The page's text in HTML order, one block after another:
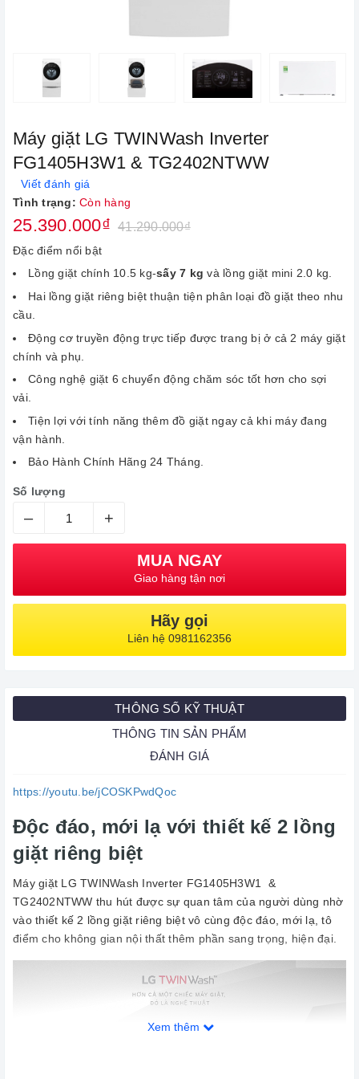
Máy giặt LG TWINWash Inverter
FG1405H3W1 & TG2402NTWW
Viết đánh giá
Tình trạng: Còn hàng
25.390.000₫ 41.290.000₫
Đặc điểm nổi bật
Lồng giặt chính 10.5 kg-sấy 7 kg và lồng giặt mini 2.0 kg.
Hai lồng giặt riêng biệt thuận tiện phân loại đồ giặt theo nhu
cầu.
Động cơ truyền động trực tiếp được trang bị ở cả 2 máy giặt
chính và phụ.
Công nghệ giặt 6 chuyển động chăm sóc tốt hơn cho sợi
vải.
Tiện lợi với tính năng thêm đồ giặt ngay cả khi máy đang
vận hành.
Bảo Hành Chính Hãng 24 Tháng.
Số lượng
– +
MUA NGAY
Giao hàng tận nơi
Hãy gọi
Liên hệ 0981162356
THÔNG SỐ KỸ THUẬT
THÔNG TIN SẢN PHẨM
ĐÁNH GIÁ
https://youtu.be/jCOSKPwdQoc
Độc đáo, mới lạ với thiết kế 2 lồng
giặt riêng biệt
Máy giặt LG TWINWash Inverter FG1405H3W1 &
TG2402NTWW thu hút được sự quan tâm của người dùng nhờ
vào thiết kế 2 lồng giặt riêng biệt vô cùng độc đáo, mới lạ, tô
điểm cho không gian nội thất thêm phần sang trọng, hiện đại.
Xem thêm